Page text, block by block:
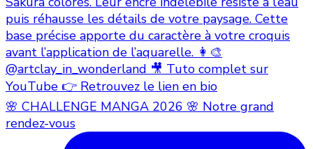
🌸 CHALLENGE MANGA 2026 🌸 Notre grand
rendez-vous